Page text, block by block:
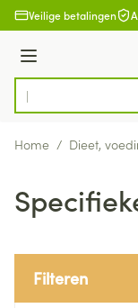
Ga naar de inhoud
Veilige betalingen
Menu
Product, merk,
Home / Dieet,
Filteren